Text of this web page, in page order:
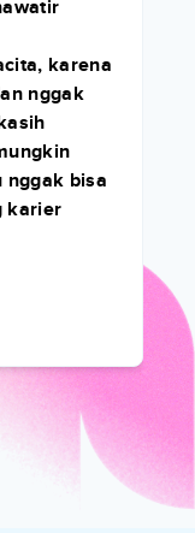
karena
nggak
nggak bisa
karier